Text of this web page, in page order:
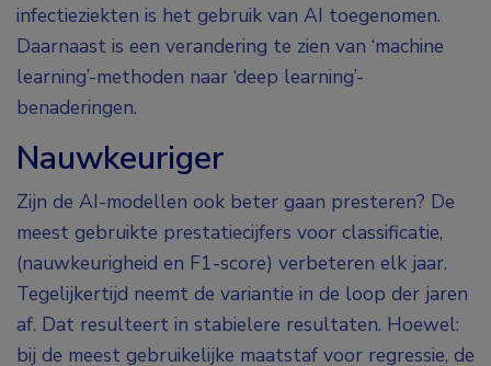
infectieziekten is het gebruik van AI toegenomen.
Daarnaast is een verandering te zien van ‘machine
learning’-methoden naar ‘deep learning’-
benaderingen.
Nauwkeuriger
Zijn de AI-modellen ook beter gaan presteren? De
meest gebruikte prestatiecijfers voor classificatie,
(nauwkeurigheid en F1-score) verbeteren elk jaar.
Tegelijkertijd neemt de variantie in de loop der jaren
af. Dat resulteert in stabielere resultaten. Hoewel:
bij de meest gebruikelijke maatstaf voor regressie, de